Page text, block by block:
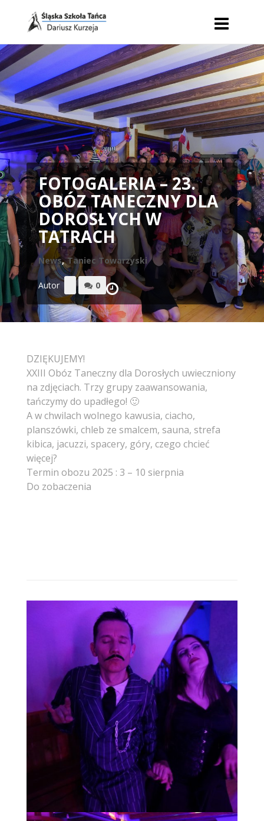
FOTOGALERIA – 23.
OBÓZ TANECZNY DLA
DOROSŁYCH W
TATRACH
News, Taniec Towarzyski
Autor 0
DZIĘKUJEMY!
XXIII Obóz Taneczny dla Dorosłych uwieczniony
na zdjęciach. Trzy grupy zaawansowania,
tańczymy do upadłego! 🙂
A w chwilach wolnego kawusia, ciacho,
planszówki, chleb ze smalcem, sauna, strefa
kibica, jacuzzi, spacery, góry, czego chcieć
więcej?
Termin obozu 2025 : 3 – 10 sierpnia
Do zobaczenia